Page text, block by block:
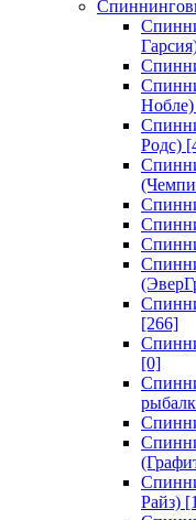
Нобле)
Родс)
[266]
[0]
Райз)